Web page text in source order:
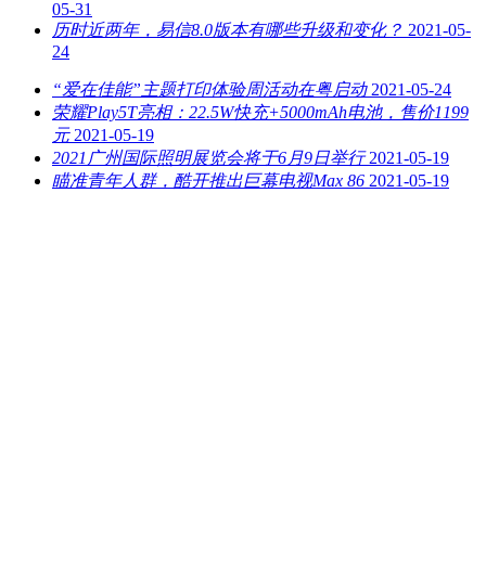
05-31
历时近两年，易信8.0版本有哪些升级和变化？ 2021-05-
24
“爱在佳能”主题打印体验周活动在粤启动 2021-05-24
荣耀Play5T亮相：22.5W快充+5000mAh电池，售价1199
元 2021-05-19
2021广州国际照明展览会将于6月9日举行 2021-05-19
瞄准青年人群，酷开推出巨幕电视Max 86 2021-05-19